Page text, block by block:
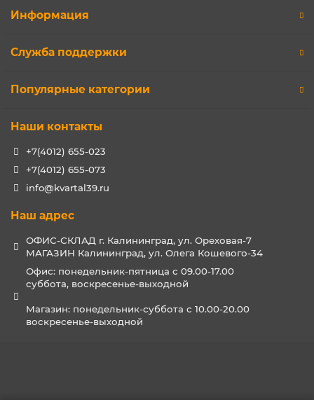
Информация
Служба поддержки
Популярные категории
Наши контакты
+7(4012) 655-023
+7(4012) 655-073
info@kvartal39.ru
Наш адрес
ОФИС-СКЛАД г. Калининград, ул. Ореховая-7
МАГАЗИН Калининград, ул. Олега Кошевого-34
Офис: понедельник-пятница с 09.00-17.00
суббота, воскресенье-выходной
Магазин: понедельник-суббота с 10.00-20.00
воскресенье-выходной